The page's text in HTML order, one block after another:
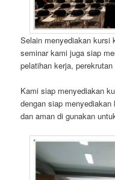
Selain menyediakan kursi
seminar kami juga siap
pelatihan kerja,
Kami siap menyediakan
dengan siap
dan aman di gunakan